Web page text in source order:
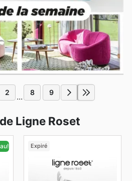
2 ... 8 9
Ligne Roset
Expiré